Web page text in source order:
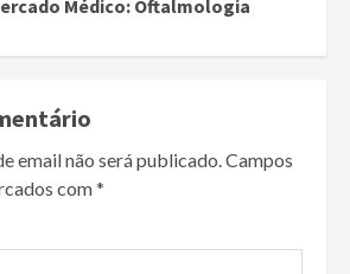
Médico: Oftalmologia
email não será publicado.Campos
com*